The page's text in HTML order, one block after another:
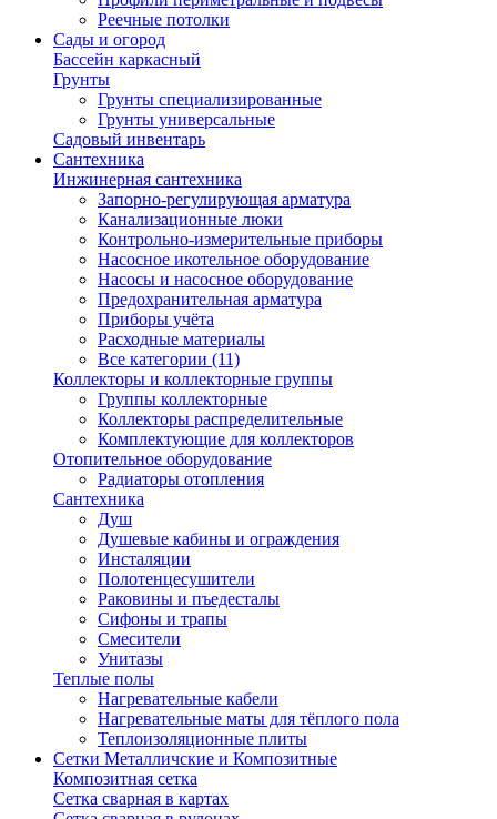
Реечные потолки
Сады и огород
Бассейн каркасный
Грунты
Грунты специализированные
Грунты универсальные
Садовый инвентарь
Сантехника
Инжинерная сантехника
Запорно-регулирующая арматура
Канализационные люки
Контрольно-измерительные приборы
Насосное икотельное оборудование
Насосы и насосное оборудование
Предохранительная арматура
Приборы учёта
Расходные материалы
Все категории (11)
Коллекторы и коллекторные группы
Группы коллекторные
Коллекторы распределительные
Комплектующие для коллекторов
Отопительное оборудование
Радиаторы отопления
Сантехника
Душ
Душевые кабины и ограждения
Инсталяции
Полотенцесушители
Раковины и пъедесталы
Сифоны и трапы
Смесители
Унитазы
Теплые полы
Нагревательные кабели
Нагревательные маты для тёплого пола
Теплоизоляционные плиты
Сетки Металличские и Композитные
Композитная сетка
Сетка сварная в картах